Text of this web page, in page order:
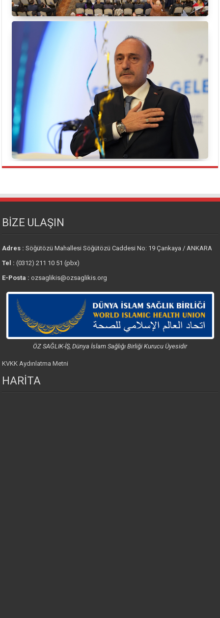
BİZE ULAŞIN
Adres :Söğütözü Mahallesi Söğütözü Caddesi No: 19 Çankaya / ANKARA
Tel : (0312) 211 10 51 (pbx)
E-Posta : ozsaglikis@ozsaglikis.org
ÖZ SAĞLIK-İŞ, Dünya İslam Sağlığı Birliği Kurucu Üyesidir
KVKK Aydınlatma Metni
HARİTA